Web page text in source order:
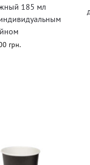
185 мл
грн.